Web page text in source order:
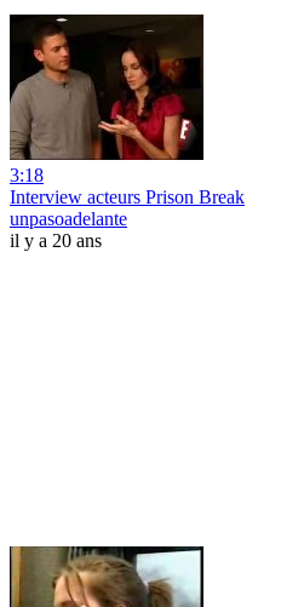
3:18
Interview acteurs Prison Break
unpasoadelante
il y a 20 ans